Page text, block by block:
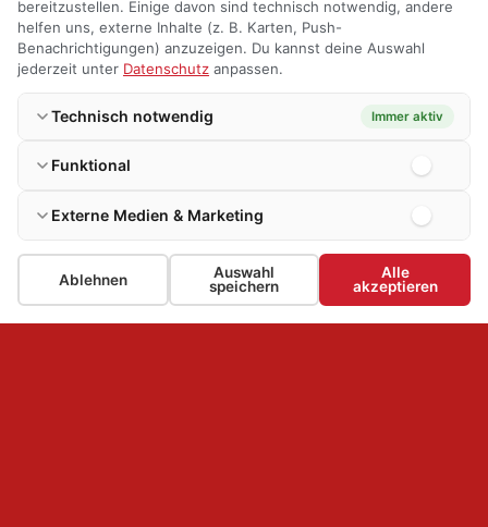
bereitzustellen. Einige davon sind technisch notwendig, andere
helfen uns, externe Inhalte (z. B. Karten, Push-
Benachrichtigungen) anzuzeigen. Du kannst deine Auswahl
jederzeit unter Datenschutz anpassen.
Technisch notwendig Immer aktiv
Funktional
Externe Medien & Marketing
Ablehnen
Auswahl
speichern
Alle
akzeptieren